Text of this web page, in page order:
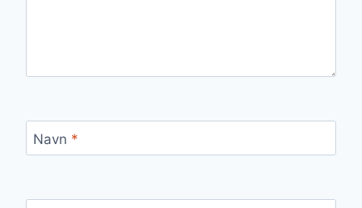
Navn *